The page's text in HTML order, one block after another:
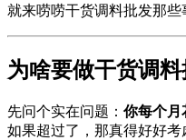
就来唠唠干货调料批发那些
为啥要做干货调料
先问个实在问题： 你每个月
如果超过了，那真得好好